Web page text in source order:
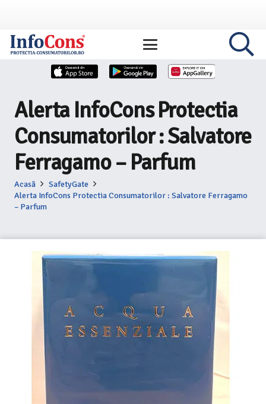
Alerta InfoCons Protectia
Consumatorilor : Salvatore
Ferragamo – Parfum
Acasă
SafetyGate
Alerta InfoCons Protectia Consumatorilor : Salvatore Ferragamo
– Parfum